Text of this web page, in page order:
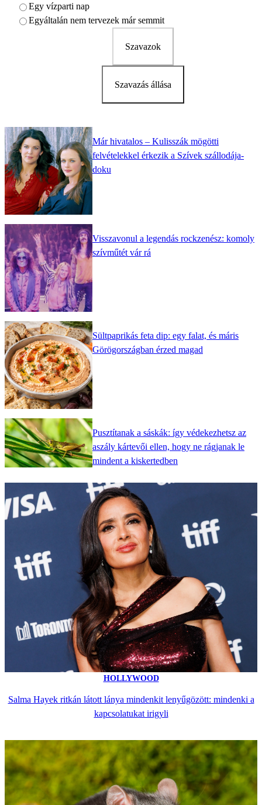
Egy vízparti nap
Egyáltalán nem tervezek már semmit
Szavazok
Szavazás állása
Már hivatalos – Kulisszák mögötti
felvételekkel érkezik a Szívek szállodája-
doku
Visszavonul a legendás rockzenész: komoly
szívműtét vár rá
Sültpaprikás feta dip: egy falat, és máris
Görögországban érzed magad
Pusztítanak a sáskák: így védekezhetsz az
aszály kártevői ellen, hogy ne rágjanak le
mindent a kiskertedben
HOLLYWOOD
Salma Hayek ritkán látott lánya mindenkit lenyűgözött: mindenki a
kapcsolatukat irigyli